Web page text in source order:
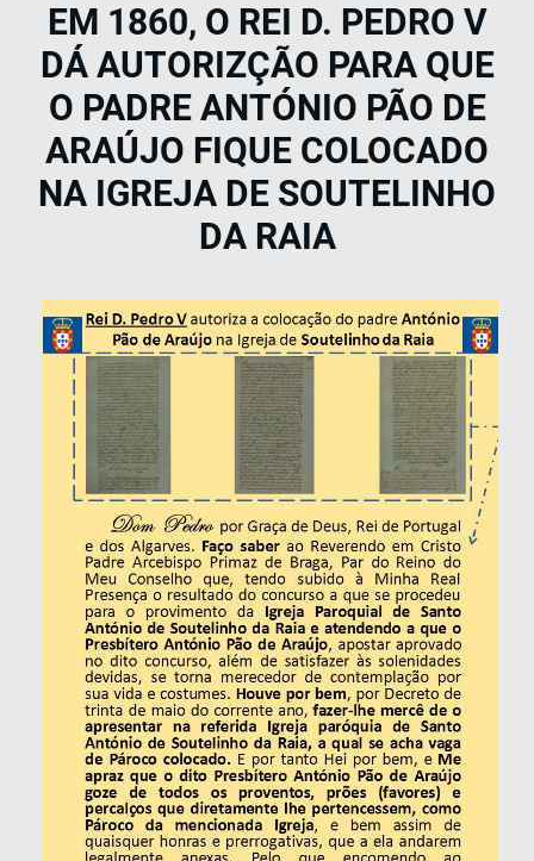
EM 1860, O REI D. PEDRO V
DÁ AUTORIZÇÃO PARA QUE
O PADRE ANTÓNIO PÃO DE
ARAÚJO FIQUE COLOCADO
NA IGREJA DE SOUTELINHO
DA RAIA